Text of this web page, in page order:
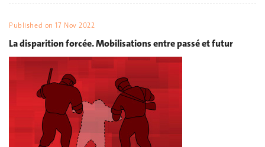
Published on17 Nov 2022
La disparition forcée. Mobilisations entre passé et futur